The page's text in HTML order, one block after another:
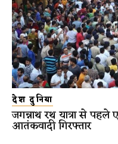
देश दुनिया
जगन्नाथ रथ यात्रा से
आतंकवादी गिरफ्तार